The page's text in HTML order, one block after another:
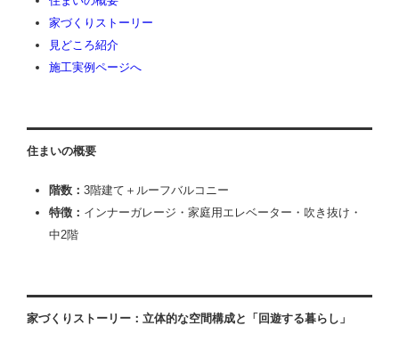
家づくりストーリー
見どころ紹介
施工実例ページへ
住まいの概要
階数： 3階建て＋ルーフバルコニー
特徴： インナーガレージ・家庭用エレベーター・吹き抜け・
中2階
家づくりストーリー：立体的な空間構成と「回遊する暮らし」